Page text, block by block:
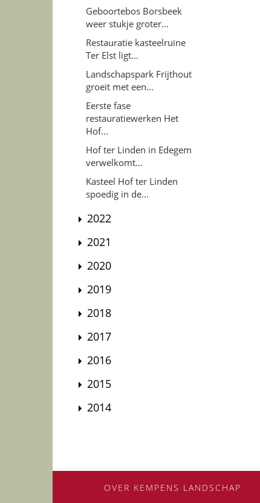
Geboortebos Borsbeek
weer stukje groter...
Restauratie kasteelruïne
Ter Elst ligt...
Landschapspark Frijthout
groeit met een...
Eerste fase
restauratiewerken Het
Hof...
Hof ter Linden in Edegem
verwelkomt...
Kasteel Hof ter Linden
spoedig in de...
2022
2021
2020
2019
2018
2017
2016
2015
2014
OVER KEMPENS LANDSCHAP